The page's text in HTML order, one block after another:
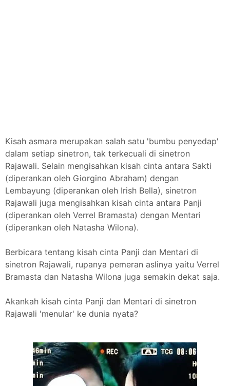
Kisah asmara merupakan salah satu 'bumbu penyedap'
dalam setiap sinetron, tak terkecuali di sinetron
Rajawali. Selain mengisahkan kisah cinta antara Sakti
(diperankan oleh Giorgino Abraham) dengan
Lembayung (diperankan oleh Irish Bella), sinetron
Rajawali juga mengisahkan kisah cinta antara Panji
(diperankan oleh Verrel Bramasta) dengan Mentari
(diperankan oleh Natasha Wilona).
Berbicara tentang kisah cinta Panji dan Mentari di
sinetron Rajawali, rupanya pemeran aslinya yaitu Verrel
Bramasta dan Natasha Wilona juga semakin dekat saja.
Akankah kisah cinta Panji dan Mentari di sinetron
Rajawali 'menular' ke dunia nyata?